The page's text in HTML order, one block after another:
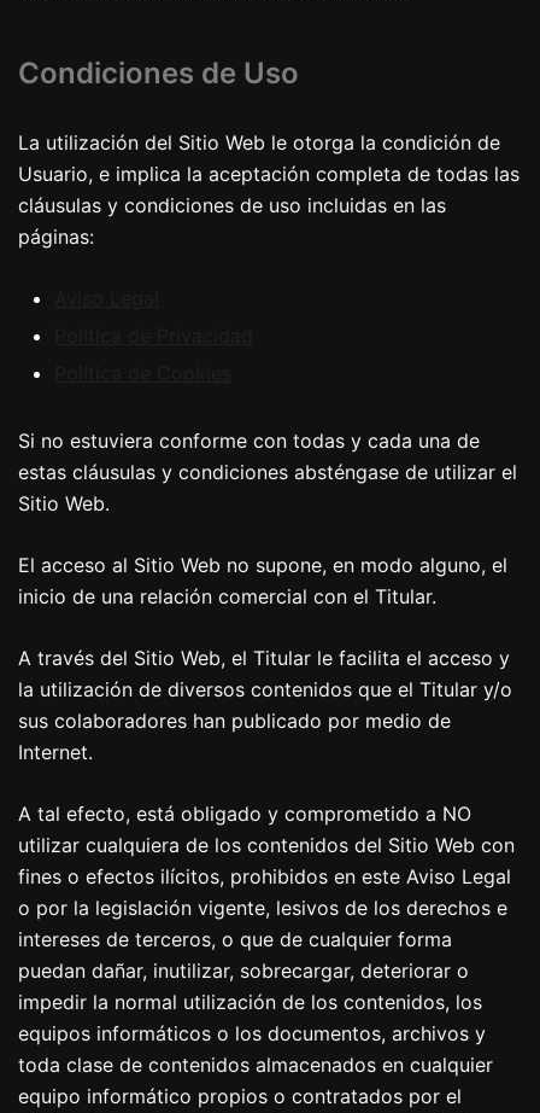
Condiciones de Uso
La utilización del Sitio Web le otorga la condición de
Usuario, e implica la aceptación completa de todas las
cláusulas y condiciones de uso incluidas en las
páginas:
Si no estuviera conforme con todas y cada una de
estas cláusulas y condiciones absténgase de utilizar el
Sitio Web.
El acceso al Sitio Web no supone, en modo alguno, el
inicio de una relación comercial con el Titular.
A través del Sitio Web, el Titular le facilita el acceso y
la utilización de diversos contenidos que el Titular y/o
sus colaboradores han publicado por medio de
Internet.
A tal efecto, está obligado y comprometido a NO
utilizar cualquiera de los contenidos del Sitio Web con
fines o efectos ilícitos, prohibidos en este Aviso Legal
o por la legislación vigente, lesivos de los derechos e
intereses de terceros, o que de cualquier forma
puedan dañar, inutilizar, sobrecargar, deteriorar o
impedir la normal utilización de los contenidos, los
equipos informáticos o los documentos, archivos y
toda clase de contenidos almacenados en cualquier
equipo informático propios o contratados por el